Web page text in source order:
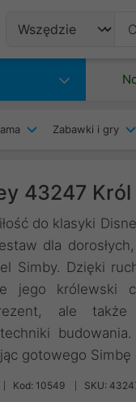
Zabawki i gry
43247
do klasyki
dla
Simby. Dzięki
jego królewski
ale także
gotowego Simbę
Kod: 10549 SKU: